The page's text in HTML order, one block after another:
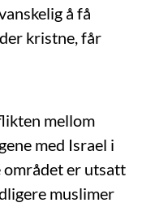
å få
kristne, får
mellom
med Israel i
området er utsatt
muslimer